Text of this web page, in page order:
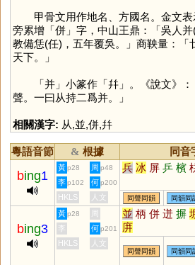
甲骨文用作地名、方國名。金文表
旁累增「併」字，中山王鼎：「吳人
教備恁(任)，五年覆吳。」商鞅量：「
天下。」
「并」小篆作「幷」。《說文》
聲。一曰从持二爲并。」
相關漢字: 从,並,併,幷
粵語音節 & 根據 同音
bing1
黃 p28 周 p48 兵 冰 屏 乒 檳
李 p102 何 p200
HKLS 人文 同聲同韻 同韻同
bing3
黃 p28 周 並 柄 併 迸 摒
庰
李 何 p201
HKLS 人文
同聲同韻 同韻同